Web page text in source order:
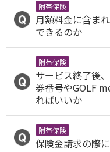
附帯保険
月額料金に含ま
できるのか
附帯保険
サービス終了後
券番号やGOLF
ればいいか
附帯保険
保険金請求の際